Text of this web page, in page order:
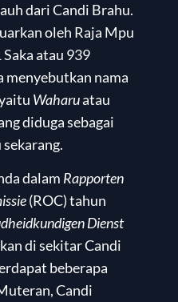
dari Candi Brahu.
oleh Raja Mpu
atau 939
menyebutkan nama
Waharuatau
diduga sebagai
dalam Rapporten
(ROC) tahun
Dienst
di sekitar Candi
beberapa
Candi